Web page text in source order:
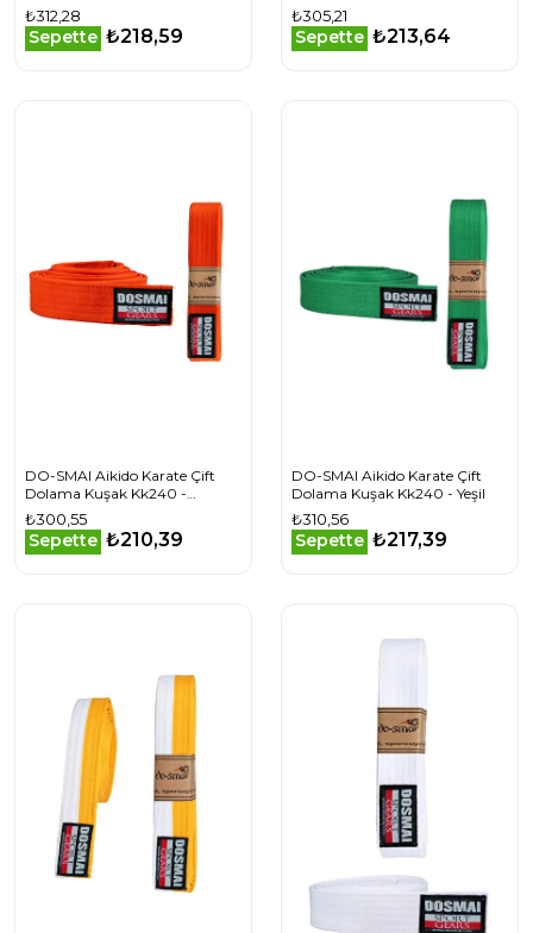
₺312,28
Sepette ₺218,59
₺305,21
Sepette ₺213,64
DO-SMAI Aikido Karate Çift
Dolama Kuşak Kk240 -
Turuncu
₺300,55
Sepette ₺210,39
DO-SMAI Aikido Karate Çift
Dolama Kuşak Kk240 - Yeşil
₺310,56
Sepette ₺217,39